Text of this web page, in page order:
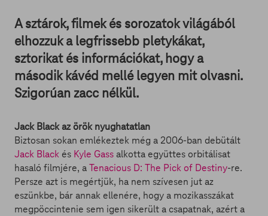
A sztárok, filmek és sorozatok világából
elhozzuk a legfrissebb pletykákat,
sztorikat és információkat, hogy a
második kávéd mellé legyen mit olvasni.
Szigorúan zacc nélkül.
Jack Black az örök nyughatatlan
Biztosan sokan emlékeztek még a 2006-ban debütált
Jack Black és Kyle Gass alkotta együttes orbitálisat
hasaló filmjére, aTenacious D: The Pick of Destiny-re.
Persze azt is megértjük, ha nem szívesen jut az
eszünkbe, bár annak ellenére, hogy a mozikasszákat
megpöccintenie sem igen sikerült a csapatnak, azért a